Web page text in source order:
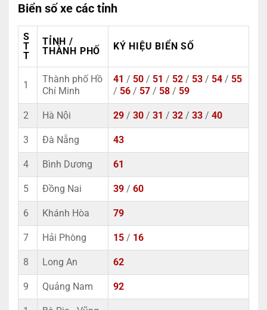
Biển số xe các tỉnh
S
T
T
TỈNH /
THÀNH PHỐ
KÝ HIỆU BIỂN SỐ
1
Thành phố Hồ
Chí Minh
41 / 50 / 51 / 52 / 53 / 54 / 55
/ 56 / 57 / 58 / 59
2 Hà Nội 29 / 30 / 31 / 32 / 33 / 40
3 Đà Nẵng 43
4 Bình Dương 61
5 Đồng Nai 39 / 60
6 Khánh Hòa 79
7 Hải Phòng 15 / 16
8 Long An 62
9 Quảng Nam 92